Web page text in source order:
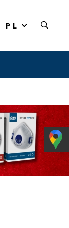
PL